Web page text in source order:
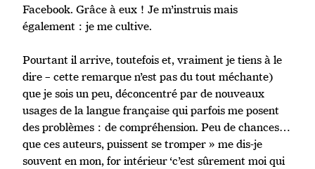
Facebook. Grâce à eux ! Je m’instruis mais
également : je me cultive.
Pourtant il arrive, toutefois et, vraiment je tiens à le
dire – cette remarque n’est pas du tout méchante)
que je sois un peu, déconcentré par de nouveaux
usages de la langue française qui parfois me posent
des problèmes : de compréhension. Peu de chances…
que ces auteurs, puissent se tromper » me dis-je
souvent en mon, for intérieur ‘c’est sûrement moi qui